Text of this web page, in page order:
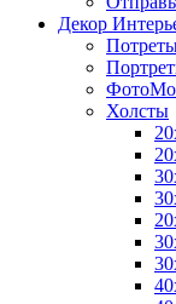
Декор
Холсты